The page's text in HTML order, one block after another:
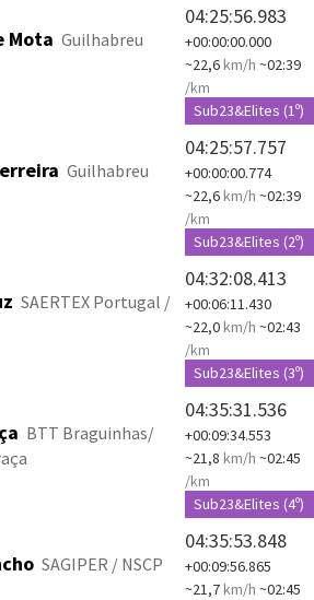
Mota Guilhabreu
04:25:56.983
+00:00:00.000
~22,6km/h ~02:39
/km
Sub23&Elites (1º)
Guilhabreu
04:25:57.757
+00:00:00.774
~22,6km/h ~02:39
/km
Sub23&Elites (2º)
SAERTEX Portugal /
04:32:08.413
+00:06:11.430
~22,0km/h ~02:43
/km
Sub23&Elites (3º)
BTT Braguinhas/
04:35:31.536
+00:09:34.553
~21,8 km/h ~02:45
/km
Sub23&Elites (4º)
SAGIPER / NSCP
04:35:53.848
+00:09:56.865
~21,7km/h ~02:45